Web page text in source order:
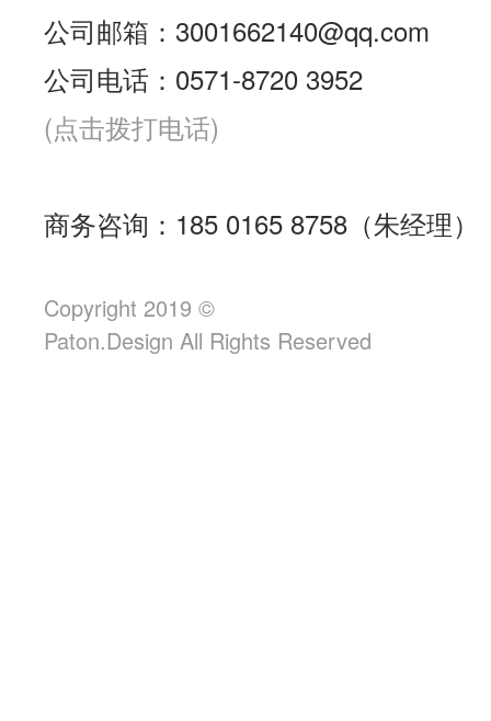
公司邮箱：3001662140@qq.com
公司电话：0571-8720 3952
(点击拨打电话)
商务咨询：185 0165 8758（朱经理）
Copyright 2019 ©
Paton.Design All Rights Reserved